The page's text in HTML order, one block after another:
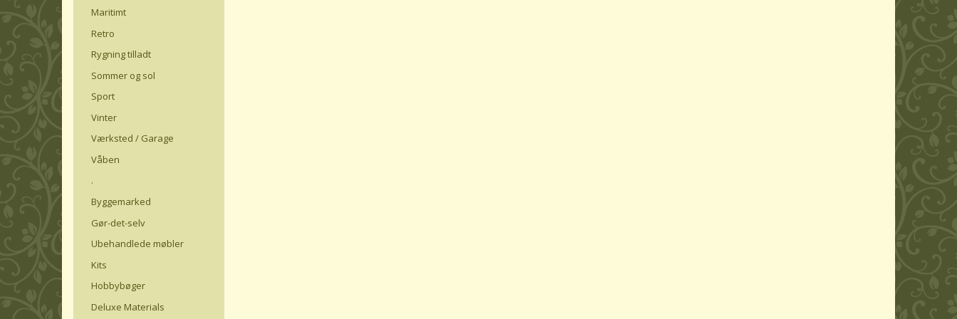
Maritimt
Retro
Rygning tilladt
Sommer og sol
Sport
Vinter
Værksted / Garage
Våben
.
Byggemarked
Gør-det-selv
Ubehandlede møbler
Kits
Hobbybøger
Deluxe Materials